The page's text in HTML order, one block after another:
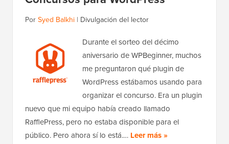
Por Syed Balkhi | Divulgación del lector
Durante el sorteo del décimo
aniversario de WPBeginner, muchos
me preguntaron qué plugin de
WordPress estábamos usando para
organizar el concurso. Era un plugin
nuevo que mi equipo había creado llamado
RafflePress, pero no estaba disponible para el
público. Pero ahora sí lo está.… Leer más »